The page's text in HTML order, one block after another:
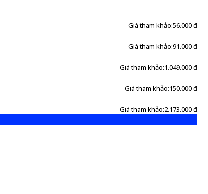
Giá tham khảo:56.000 đ
Giá tham khảo:91.000 đ
Giá tham khảo:1.049.000 đ
Giá tham khảo:150.000 đ
Giá tham khảo:2.173.000 đ